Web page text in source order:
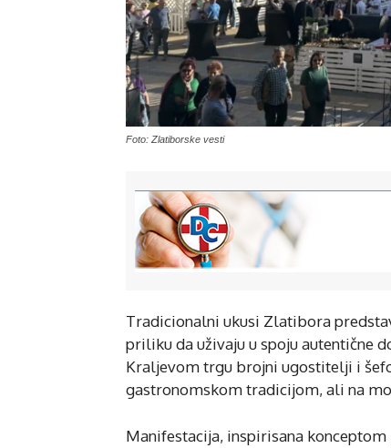
Foto: Zlatiborske vesti
Tradicionalni ukusi Zlatibora
priliku da uživaju u spoju autentične
Kraljevom trgu brojni ugostitelji i
gastronomskom tradicijom, ali na
Manifestacija, inspirisana